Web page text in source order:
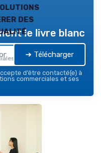
des
— 2026
le livre blanc
➔ Télécharger
d’être contacté(e) à
commerciales et ses